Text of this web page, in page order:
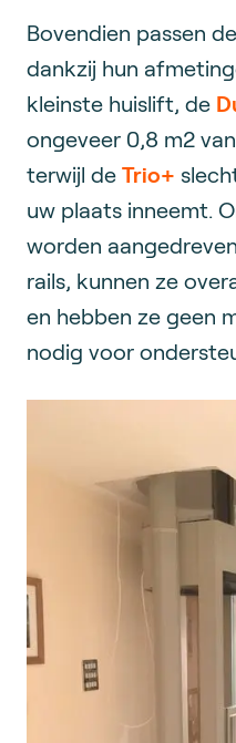
Bovendien passen
dankzij hun
kleinste huislift, de
ongeveer 0,8 m2
terwijl de Trio+
uw plaats inneemt.
worden
rails, kunnen ze
en hebben ze geen
nodig voor